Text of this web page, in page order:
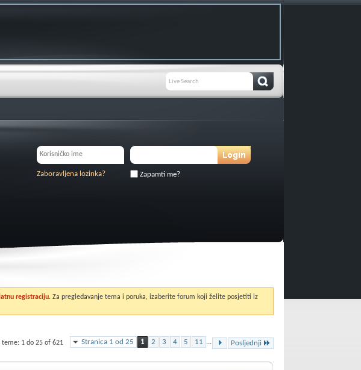
Zapamti me?
Zaboravljena lozinka?
registraciju. Za pregledavanje tema i poruka, izaberite forum koji želite posjetiti iz
Stranica 1 od 25 1 2 3 4 5 11 ... Posljednji
teme: 1 do 25 of 621